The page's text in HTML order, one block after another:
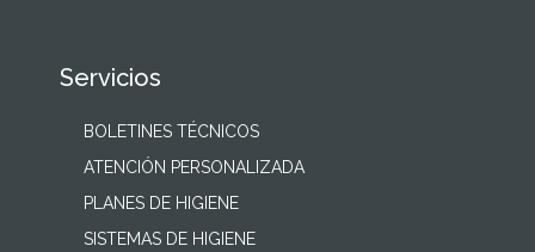
Servicios
BOLETINES TÉCNICOS
ATENCIÓN PERSONALIZADA
PLANES DE HIGIENE
SISTEMAS DE HIGIENE